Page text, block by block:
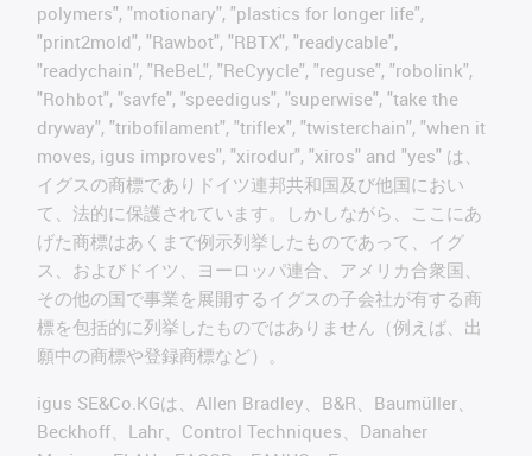
polymers", "motionary", "plastics for longer life",
"print2mold", "Rawbot", "RBTX", "readycable",
"readychain", "ReBeL", "ReCyycle", "reguse", "robolink",
"Rohbot", "savfe", "speedigus", "superwise", "take the
dryway", "tribofilament", "triflex", "twisterchain", "when it
moves, igus improves", "xirodur", "xiros" and "yes" は、
イグスの商標でありドイツ連邦共和国及び他国におい
て、法的に保護されています。しかしながら、ここにあ
げた商標はあくまで例示列挙したものであって、イグ
ス、およびドイツ、ヨーロッパ連合、アメリカ合衆国、
その他の国で事業を展開するイグスの子会社が有する商
標を包括的に列挙したものではありません（例えば、出
願中の商標や登録商標など）。
igus SE&Co.KGは、Allen Bradley、B&R、Baumüller、
Beckhoff、Lahr、Control Techniques、Danaher